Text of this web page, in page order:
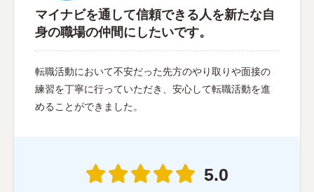
マイナビを通して信頼できる人を新たな自
身の職場の仲間にしたいです。
転職活動において不安だった先方のやり取りや面接の
練習を丁寧に行っていただき、安心して転職活動を進
めることができました。
5.0